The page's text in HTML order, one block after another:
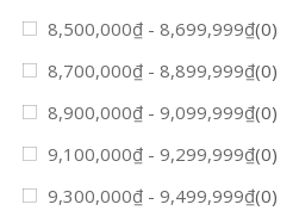
8,500,000₫ - 8,699,999₫(0)
8,700,000₫ - 8,899,999₫(0)
8,900,000₫ - 9,099,999₫(0)
9,100,000₫ - 9,299,999₫(0)
9,300,000₫ - 9,499,999₫(0)